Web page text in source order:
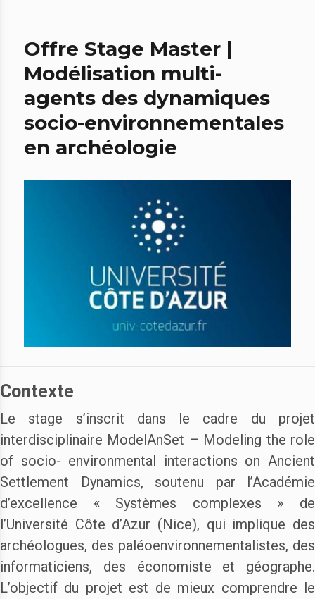
Offre Stage Master |
Modélisation multi-
agents des dynamiques
socio-environnementales
en archéologie
Contexte
Le stage s’inscrit dans le cadre du projet
interdisciplinaire ModelAnSet – Modeling the role
of socio- environmental interactions on Ancient
Settlement Dynamics, soutenu par l’Académie
d’excellence « Systèmes complexes » de
l’Université Côte d’Azur (Nice), qui implique des
archéologues, des paléoenvironnementalistes, des
informaticiens, des économiste et géographe.
L’objectif du projet est de mieux comprendre le